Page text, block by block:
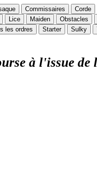
Commissaires
Corde
Lice Maiden
Obstacles
les ordres Starter Sulky
à l'issue